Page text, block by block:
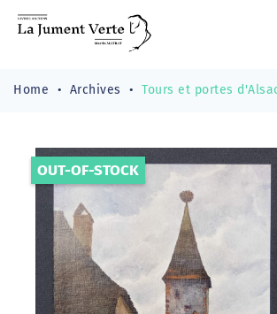
Home Archives Tours et portes
OUT-OF-STOCK